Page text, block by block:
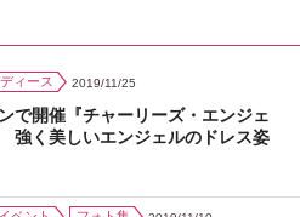
ィース 2019/11/25
で開催『チャーリーズ・エンジェ
強く美しいエンジェルのドレス姿